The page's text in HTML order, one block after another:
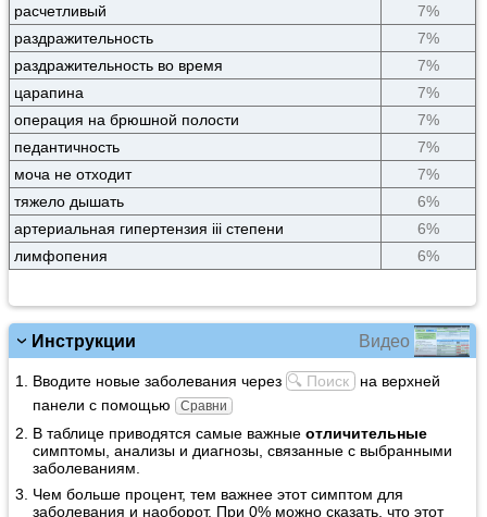
расчетливый
7%
раздражительность
7%
раздражительность во время
7%
царапина
7%
операция на брюшной полости
7%
педантичность
7%
моча не отходит
7%
тяжело дышать
6%
артериальная гипертензия iii степени
6%
лимфопения
6%
Инструкции Видео
Вводите новые заболевания через 🔍 Поиск
на верхней
панели с помощью Сравни
В таблице приводятся самые важныеотличительные
симптомы, анализы и диагнозы, связанные с выбранными
заболеваниям.
Чем больше процент, тем важнее этот симптом для
заболевания и наоборот. При 0% можно сказать, что этот